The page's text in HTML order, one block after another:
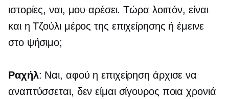
ιστορίες, ναι, μου αρέσει. Τώρα λοιπόν, είναι
και η Τζούλι μέρος της επιχείρησης ή έμεινε
στο ψήσιμο;
Ραχήλ: Ναι, αφού η επιχείρηση άρχισε να
αναπτύσσεται, δεν είμαι σίγουρος ποια χρονιά